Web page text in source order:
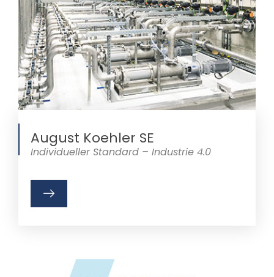
August Koehler SE
Individueller Standard – Industrie 4.0